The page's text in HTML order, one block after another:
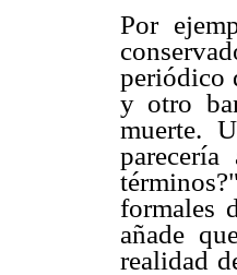
Por
periódico
y otro
muerte.
formales
añade
realidad